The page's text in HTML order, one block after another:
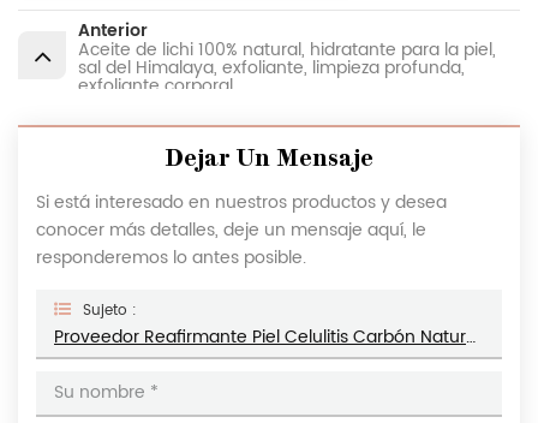
Anterior
Aceite de lichi 100% natural, hidratante para la piel,
sal del Himalaya, exfoliante, limpieza profunda,
exfoliante corporal
Dejar Un Mensaje
Si está interesado en nuestros productos y desea
conocer más detalles, deje un mensaje aquí, le
responderemos lo antes posible.
Sujeto :
Proveedor Reafirmante Piel Celulitis Carbón Natural Sal Del Mar Muerto Exfoliante Blanqueador Exfoliante Corporal